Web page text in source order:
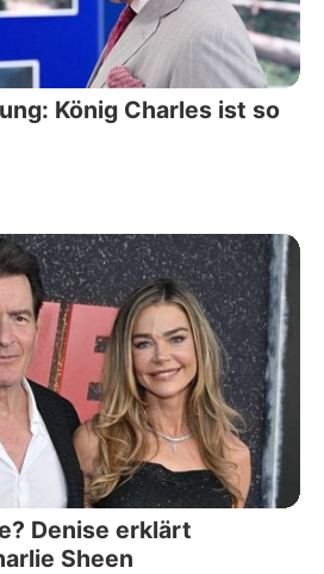
König Charles ist so
Denise erklärt
Sheen